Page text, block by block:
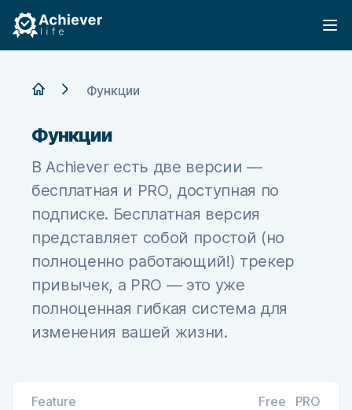
Achiever
Home Функции
Функции
В Achiever есть две версии —
бесплатная и PRO, доступная по
подписке. Бесплатная версия
представляет собой простой (но
полноценно работающий!) трекер
привычек, а PRO — это уже
полноценная гибкая система для
изменения вашей жизни.
Feature Free PRO